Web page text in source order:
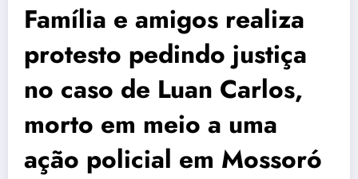
Família e amigos realiza
protesto pedindo justiça
no caso de Luan Carlos,
morto em meio a uma
ação policial em Mossoró